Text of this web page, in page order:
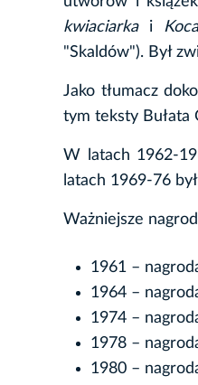
kwiaciarkai
"Skaldów"). Był
Jako tłumacz
tym teksty Bułata
W latach 1962-
latach 1969-76
Ważniejsze
1961 –
1964 –
1974 –
1978 –
1980 –